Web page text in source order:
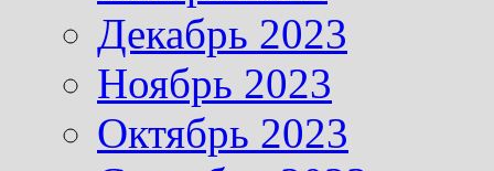
Декабрь 2023
Ноябрь 2023
Октябрь 2023